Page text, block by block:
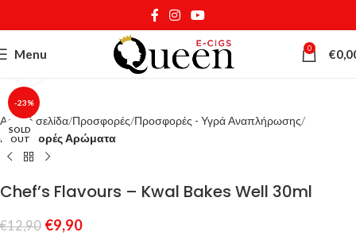
Menu 0 €
-23%
SOLD
OUT
Κάντε κλικ για μεγέθυνση
Αρχική σελίδα Προσφορές Προσφορές - Υγρά Αναπλήρωσης
Προσφορές Αρώματα
Chef’s Flavours – Kwal Bakes Well 30ml
€12,90 €9,90